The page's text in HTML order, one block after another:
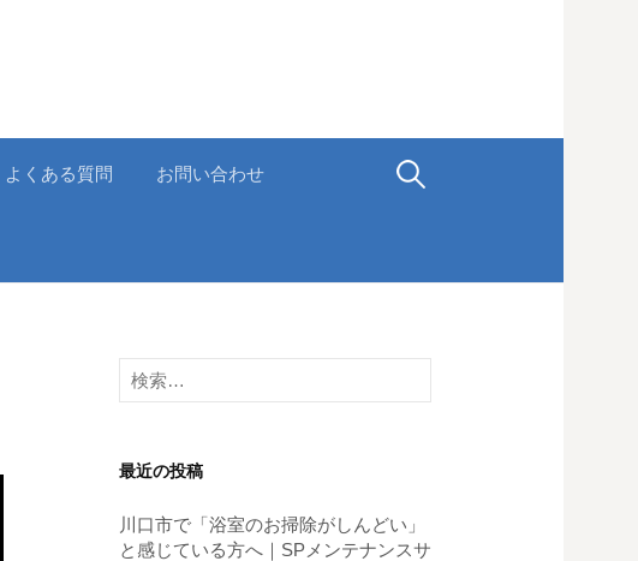
よくある質問 お問い合わせ 検
検
索
最近の投稿
川口市で「浴室のお掃除がしんどい」
と感じている方へ｜SPメンテナンスサ